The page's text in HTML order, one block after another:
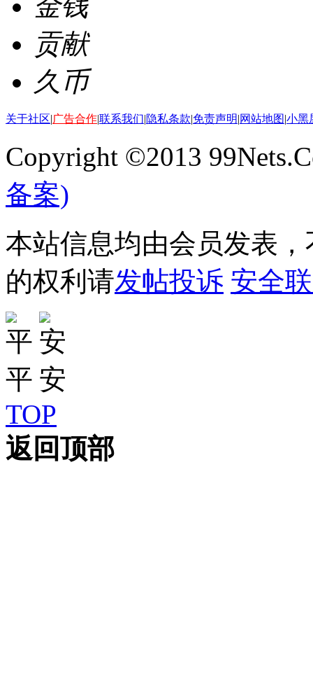
贡献
久币
关于社区|广告合作|联系我们|隐私条款|免责声明|网站地图|小黑
Copyright ©2013
备案)
本站信息均由会员发表
的权利请发帖投诉 安全
TOP
返回顶部